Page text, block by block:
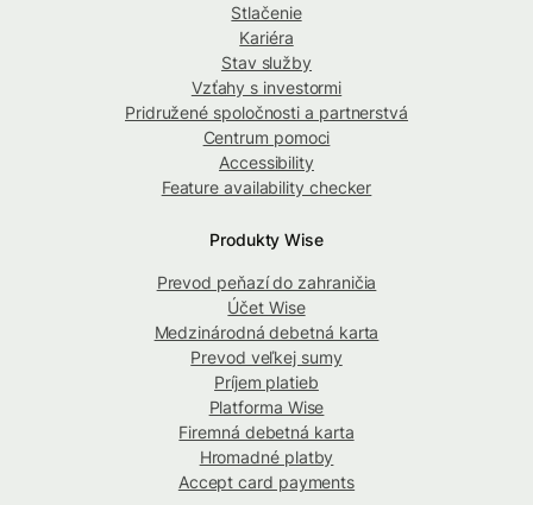
Stlačenie
Kariéra
Stav služby
Vzťahy s investormi
Pridružené spoločnosti a partnerstvá
Centrum pomoci
Accessibility
Feature availability checker
Produkty Wise
Prevod peňazí do zahraničia
Účet Wise
Medzinárodná debetná karta
Prevod veľkej sumy
Príjem platieb
Platforma Wise
Firemná debetná karta
Hromadné platby
Accept card payments